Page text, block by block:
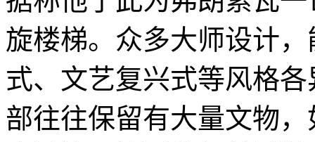
旋楼梯。众多大师设计
式、文艺复兴式等风格
部往往保留有大量文物